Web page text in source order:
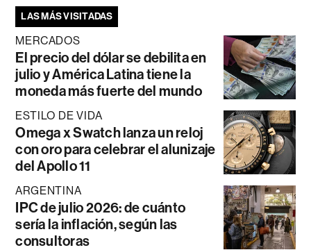
LAS MÁS VISITADAS
MERCADOS
El precio del dólar se debilita en
julio y América Latina tiene la
moneda más fuerte del mundo
ESTILO DE VIDA
Omega x Swatch lanza un reloj
con oro para celebrar el alunizaje
del Apollo 11
ARGENTINA
IPC de julio 2026: de cuánto
sería la inflación, según las
consultoras